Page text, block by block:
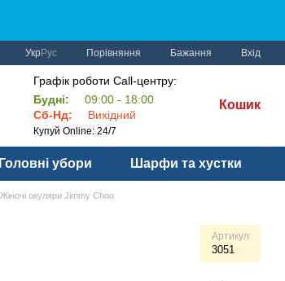
УкрРус Порівняння Бажання Вхід
Графік роботи Call-центру:
Будні:
09:00 - 18:00
Сб-Нд:
Вихідний
Купуй Online: 24/7
Кошик
Головні убори Шарфи та хустки
Жіночі окуляри Jimmy Choo
Артикул
3051